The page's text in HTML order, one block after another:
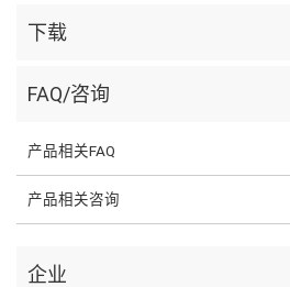
下载
FAQ/咨询
产品相关FAQ
产品相关咨询
企业